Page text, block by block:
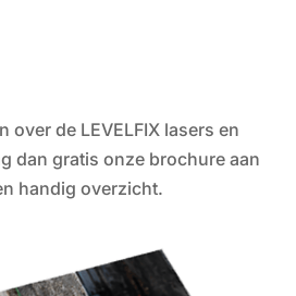
over de LEVELFIX lasers en
dan gratis onze brochure aan
handig overzicht.